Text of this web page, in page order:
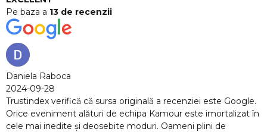
Pe baza a 13 de recenzii
este Google.
este imortalizat în
plini de